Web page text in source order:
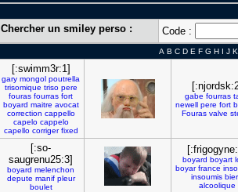
Chercher un smiley perso : Code :
A B C D E F G H I J K
[:swimm3r:1]
gary mongol poutrella
trisomique triso pere
fouras fourras fort
boyard maitre avocat
correction cappello
capelo cappelo
capello corriger fixed
gabe fourras
newell pere fort
Fouras valve
[:so-
saugrenu25:3]
boyard melenchon
depute manif pleur
boulet
boyard boyart
boyar france
insoumis
alcoolique